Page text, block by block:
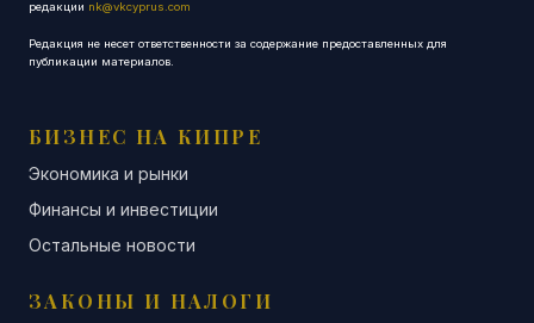
редакции nk@vkcyprus.com
Редакция не несет ответственности за содержание предоставленных для
публикации материалов.
БИЗНЕС НА КИПРЕ
Экономика и рынки
Финансы и инвестиции
Остальные новости
ЗАКОНЫ И НАЛОГИ